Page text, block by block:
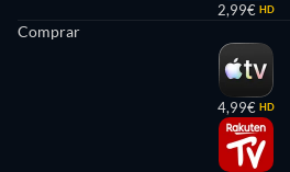
2,99€ HD
Comprar
4,99€ HD